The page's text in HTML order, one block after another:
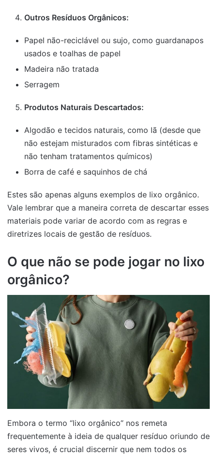
Outros Resíduos Orgânicos:
Papel não-reciclável ou sujo, como guardanapos
usados e toalhas de papel
Madeira não tratada
Serragem
Produtos Naturais Descartados:
Algodão e tecidos naturais, como lã (desde que
não estejam misturados com fibras sintéticas e
não tenham tratamentos químicos)
Borra de café e saquinhos de chá
Estes são apenas alguns exemplos de lixo orgânico.
Vale lembrar que a maneira correta de descartar esses
materiais pode variar de acordo com as regras e
diretrizes locais de gestão de resíduos.
O que não se pode jogar no lixo
orgânico?
Embora o termo “lixo orgânico” nos remeta
frequentemente à ideia de qualquer resíduo oriundo de
seres vivos, é crucial discernir que nem todos os